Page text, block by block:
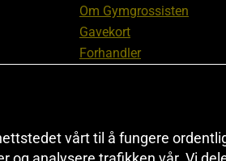
Om Gymgrossisten
Gavekort
Forhandler
Sitemap
vårt til å fungere